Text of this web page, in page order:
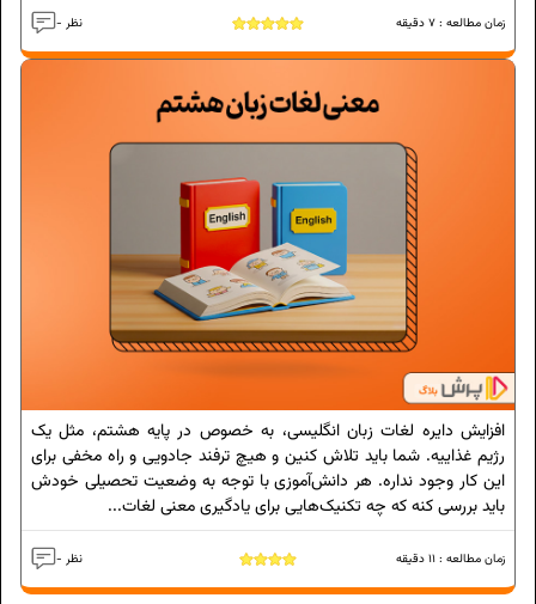
- نظر زمان مطالعه : 7 دقیقه
افزایش دایره لغات زبان انگلیسی، به خصوص در پایه هشتم، مثل یک
رژیم غذاییه. شما باید تلاش کنین و هیچ ترفند جادویی و راه مخفی برای
این کار وجود نداره. هر دانش‌آموزی با توجه به وضعیت تحصیلی خودش
باید بررسی کنه که چه تکنیک‌هایی برای یادگیری معنی لغات...
- نظر زمان مطالعه : 11 دقیقه